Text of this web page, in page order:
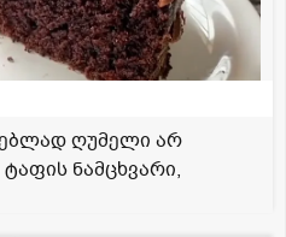
ღუმელი არ
ნამცხვარი,